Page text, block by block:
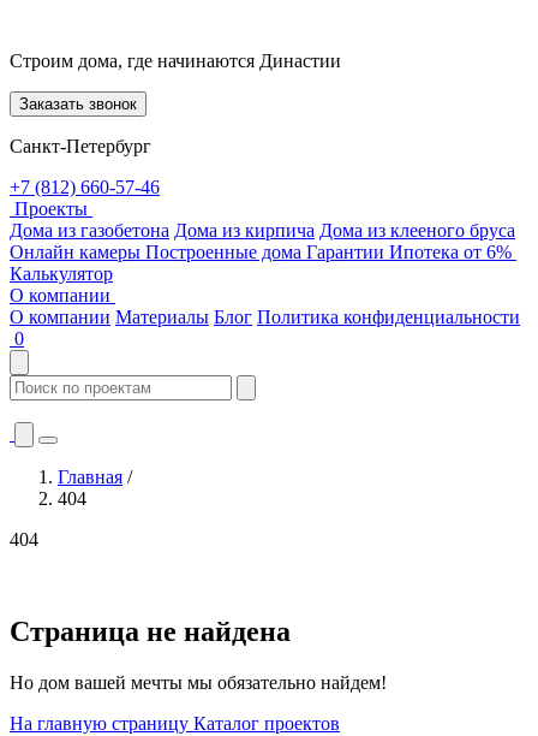
Строим дома, где начинаются Династии
Заказать звонок
Санкт-Петербург
+7 (812) 660-57-46
Проекты
Дома из газобетона Дома из кирпича Дома из клееного бруса
Онлайн камеры Построенные дома Гарантии Ипотека от 6%
Калькулятор
О компании
О компании Материалы Блог Политика конфиденциальности
0
Главная /
404
404
Страница не найдена
Но дом вашей мечты мы обязательно найдем!
На главную страницу Каталог проектов